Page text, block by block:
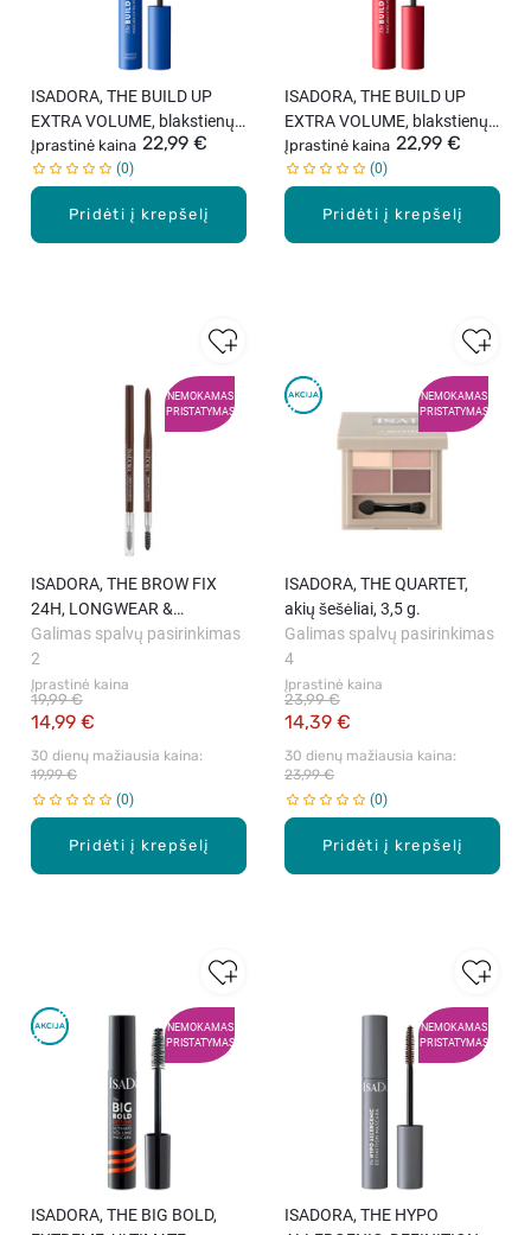
Pridėti į krepšelį
ISADORA, THE BUILD UP
EXTRA VOLUME, blakstienų
tušas, atsparus vandeniui, 10
ml
Įprastinė kaina 22,99 €
0
Pridėti į krepšelį
ISADORA, THE BUILD UP
EXTRA VOLUME, blakstienų
tušas, 10 ml
Įprastinė kaina 22,99 €
0
NEMOKAMAS
PRISTATYMAS
Pridėti į krepšelį
ISADORA, THE BROW FIX
24H, LONGWEAR &
WATERPROOF, antakių
pieštukas, 0,32 g.
Įprastinė kaina
14,99 €
19,99 €
30 dienų mažiausia kaina:
19,99 €
Galimas spalvų pasirinkimas
2
0
NEMOKAMAS
PRISTATYMAS
Pridėti į krepšelį
ISADORA, THE QUARTET,
akių šešėliai, 3,5 g.
Įprastinė kaina
14,39 €
23,99 €
30 dienų mažiausia kaina:
23,99 €
Galimas spalvų pasirinkimas
4
0
NEMOKAMAS
PRISTATYMAS
ISADORA, THE BIG BOLD,
NEMOKAMAS
PRISTATYMAS
ISADORA, THE HYPO